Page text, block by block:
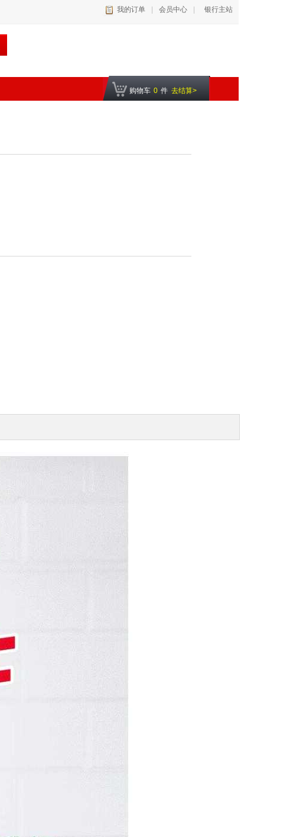
我的订单 会员中心 银行主站
购物车 0 件 去结算>